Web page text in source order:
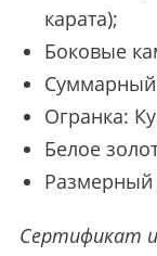
карата);
Боковые
Суммарный
Огранка:
Белое
Размерный
Сертификат